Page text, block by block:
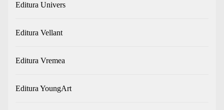
Editura Univers
Editura Vellant
Editura Vremea
Editura YoungArt